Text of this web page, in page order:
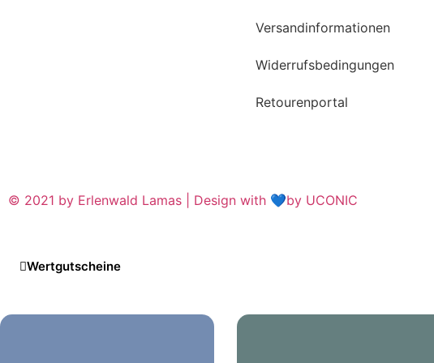
Versandinformationen
Widerrufsbedingungen
Retourenportal
© 2021 by Erlenwald Lamas | Design with 💙by UCONIC
Wertgutscheine